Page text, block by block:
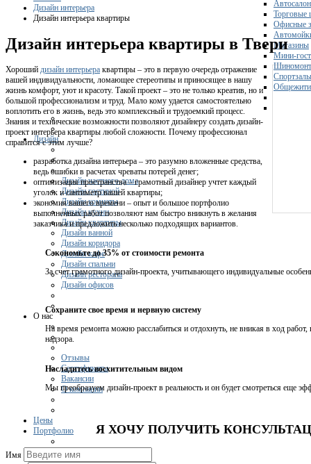
Торговые
Офисные
Магазины
Мини-
Спортзалы
Дизайн
Дизайн частного дома
Дизайн гостиной
Дизайн комнаты
Дизайн кухни
Дизайн квартиры
Дизайн ванной
Дизайн коридора
Дизайн кафе
Дизайн спальни
Дизайн ресторана
Дизайн офисов
О нас
Отзывы
Сертификаты
Вакансии
О компании
Цены
Портфолио
Дизайн интерьера
Дизайн интерьера квартиры
Дизайн интерьера квартиры в Твери
Хороший дизайн интерьера квартиры – это в первую очередь отражение
вашей индивидуальности, ломающее стереотипы и приносящее в нашу
жизнь комфорт, уют и красоту. Такой проект – это не только креатив, но и
большой профессионализм и труд. Мало кому удается самостоятельно
воплотить его в жизнь, ведь это комплексный и трудоемкий процесс.
Знания и технические возможности позволяют дизайнеру создать дизайн-
проект интерьера квартиры любой сложности. Почему профессионал
справится с этим лучше?
разработка дизайна интерьера – это разумно вложенные средства,
ведь ошибки в расчетах чреваты потерей денег;
оптимизация пространства – грамотный дизайнер учтет каждый
уголок и сантиметр вашей квартиры;
экономия вашего времени – опыт и большое портфолио
выполненных работ позволяют нам быстро вникнуть в желания
заказчика и предложить несколько подходящих вариантов.
Сэкономьте до 35% от стоимости ремонта
За счет грамотного дизайн-проекта, учитывающего индивидуальные
Сохраните свое время и нервную систему
На время ремонта можно расслабиться и отдохнуть, не вникая в ход работ,
надзора.
Насладитесь восхитительным видом
Мы преобразуем дизайн-проект в реальность и он будет смотреться еще
Я ХОЧУ ПОЛУЧИТЬ
Имя